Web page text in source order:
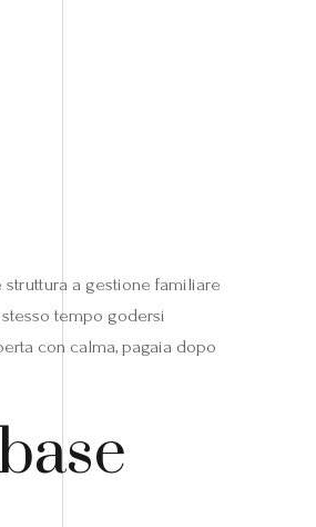
struttura a gestione familiare
tempo godersi
con calma, pagaia dopo